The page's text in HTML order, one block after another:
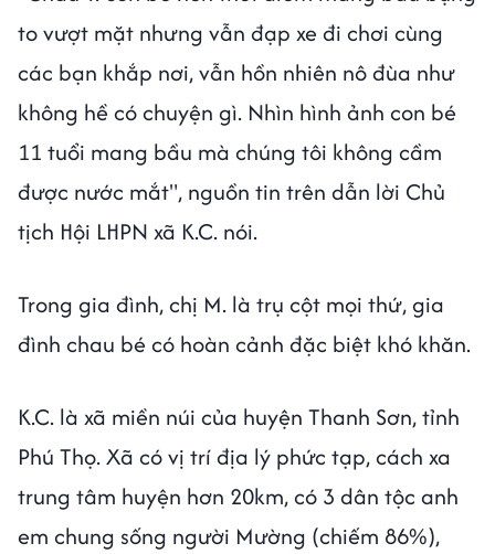
to vượt mặt nhưng vẫn đạp xe đi chơi cùng
các bạn khắp nơi, vẫn hồn nhiên nô đùa như
không hề có chuyện gì. Nhìn hình ảnh con bé
11 tuổi mang bầu mà chúng tôi không cầm
được nước mắt", nguồn tin trên dẫn lời Chủ
tịch Hội LHPN xã K.C. nói.
Trong gia đình, chị M. là trụ cột mọi thứ, gia
đình chau bé có hoàn cảnh đặc biệt khó khăn.
K.C. là xã miền núi của huyện Thanh Sơn, tỉnh
Phú Thọ. Xã có vị trí địa lý phức tạp, cách xa
trung tâm huyện hơn 20km, có 3 dân tộc anh
em chung sống người Mường (chiếm 86%),